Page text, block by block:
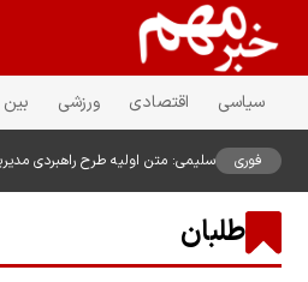
سیاسی اقتصادی ورزشی بین
فوری سلیمی: متن اولیه طرح راهبردی
طلبان